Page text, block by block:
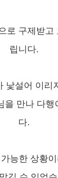
로 구제받고
립니다.
낯설어 이리
을 만나 다행
다.
능한 상황